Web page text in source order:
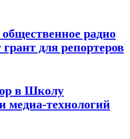
радио
для репортеров
в Школу
медиа-технологий